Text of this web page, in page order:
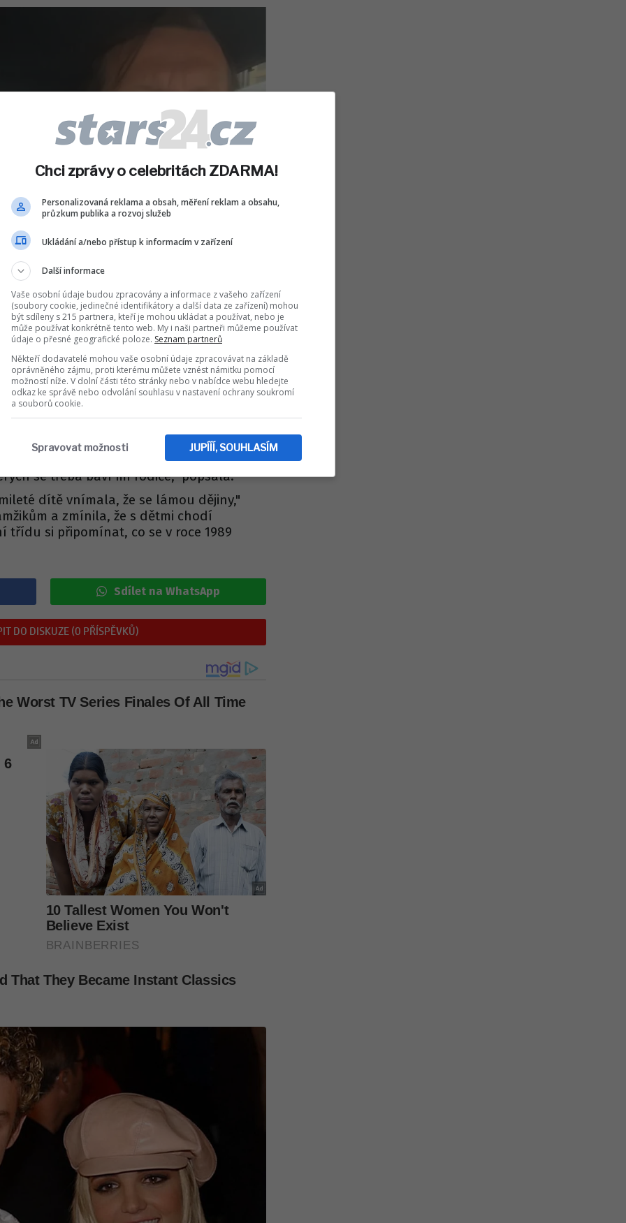
Soukupa: Praha
poslední šanci?!
za minulého režimu, jehož pád na konci
přenosu. Nedávno na sametovou
rozhlasovém vysílání. "Často jsem se
když mi bylo osm, tak vůbec nemám právo
uvedlana vlnách Rádia Junior.
Ondříčka a maminka dvou dcer si
režim představuje. "Hodně silně
a že věci, které se ve škole učím,
se třeba baví mí rodiče," popsala.
dítě vnímala, že se lámou dějiny,"
a zmínila, že s dětmi chodí
třídu si připomínat, co se v roce 1989
Sdílet na WhatsApp
DO DISKUZE (0 PŘÍSPĚVKŮ)
Chci zprávy o celebritách ZDARMA!
Personalizovaná reklama a obsah, měření reklam a obsahu,
průzkum publika a rozvoj služeb
Ukládání a/nebo přístup k informacím v zařízení
Další informace
Vaše osobní údaje budou zpracovány a informace z vašeho zařízení
(soubory cookie, jedinečné identifikátory a další data ze zařízení) mohou
být sdíleny s 215 partnera, kteří je mohou ukládat a používat, nebo je
může používat konkrétně tento web. My i naši partneři můžeme používat
údaje o přesné geografické poloze. Seznam partnerů
Někteří dodavatelé mohou vaše osobní údaje zpracovávat na základě
oprávněného zájmu, proti kterému můžete vznést námitku pomocí
možností níže. V dolní části této stránky nebo v nabídce webu hledejte
odkaz ke správě nebo odvolání souhlasu v nastavení ochrany soukromí
a souborů cookie.
JUPÍÍÍ, SOUHLASÍM
Spravovat možnosti